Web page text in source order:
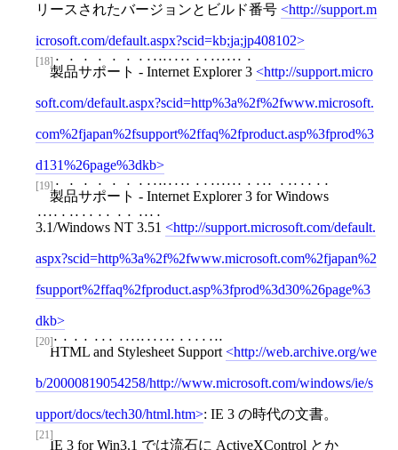
リースされたバージョンとビルド番号 http://support.m
icrosoft.com/default.aspx?scid=kb;ja;jp408102
[18]
製品サポート - Internet Explorer 3 http://support.micro
soft.com/default.aspx?scid=http%3a%2f%2fwww.microsoft.
com%2fjapan%2fsupport%2ffaq%2fproduct.asp%3fprod%3
d131%26page%3dkb
[19]
製品サポート - Internet Explorer 3 for Windows
3.1/Windows NT 3.51 http://support.microsoft.com/default.
aspx?scid=http%3a%2f%2fwww.microsoft.com%2fjapan%2
fsupport%2ffaq%2fproduct.asp%3fprod%3d30%26page%3
dkb
[20]
HTML and Stylesheet Support http://web.archive.org/we
b/20000819054258/http://www.microsoft.com/windows/ie/s
upport/docs/tech30/html.htm : IE 3 の時代の文書。
[21]
IE 3 forWin3.1 では流石に ActiveXControl とか